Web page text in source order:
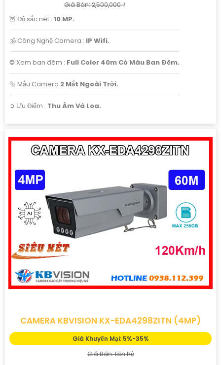
Giá Bán: 2,500,000 ₫
🦉 Độ sắc nét : 10 MP.
🕉️ Công Nghệ Camera : IP Wifi.
❂ Xem ban đêm : Full Color 40m Có Màu Ban Ðêm.
🔩 Mẫu Camera 2 Mắt Ngoài Trời.
️➲ Ưu Điểm : Thu Âm Và Loa.
CAMERA KBVISION KX-EDA4298ZITN (4MP)
Giá Khuyến Mại: 5%-35%
Giá Bán: liên hệ